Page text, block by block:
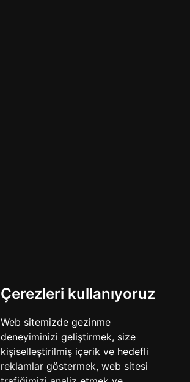
Çerezleri kullanıyoruz
Web sitemizde gezinme
deneyiminizi geliştirmek, size
kişiselleştirilmiş içerik ve hedefli
reklamlar göstermek, web sitesi